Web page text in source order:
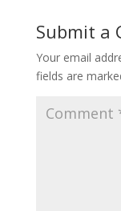
Submit a
Your email
fields are